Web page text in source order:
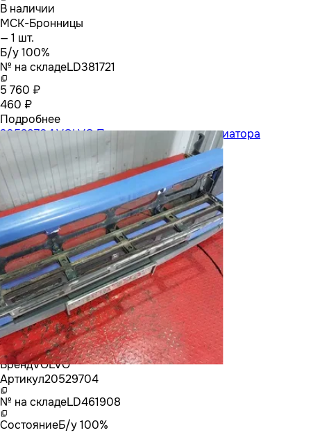
В наличии
МСК-Бронницы
— 1 шт.
Б/у 100%
№ на складеLD381721
5 760 ₽
460 ₽
Подробнее
20529704 VOLVO Подножка решетки радиатора
БрендVOLVO
Артикул20529704
№ на складеLD461908
СостояниеБ/у 100%